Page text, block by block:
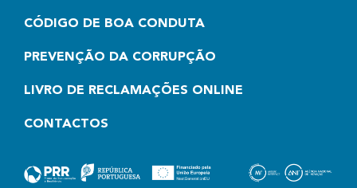
CÓDIGO DE BOA CONDUTA
PREVENÇÃO DA CORRUPÇÃO
LIVRO DE RECLAMAÇÕES ONLINE
CONTACTOS